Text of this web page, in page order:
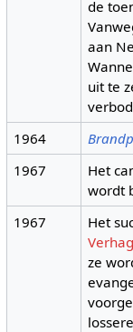
de
aan
uit te
1964
1967
Het
wordt
1967
Het
ze